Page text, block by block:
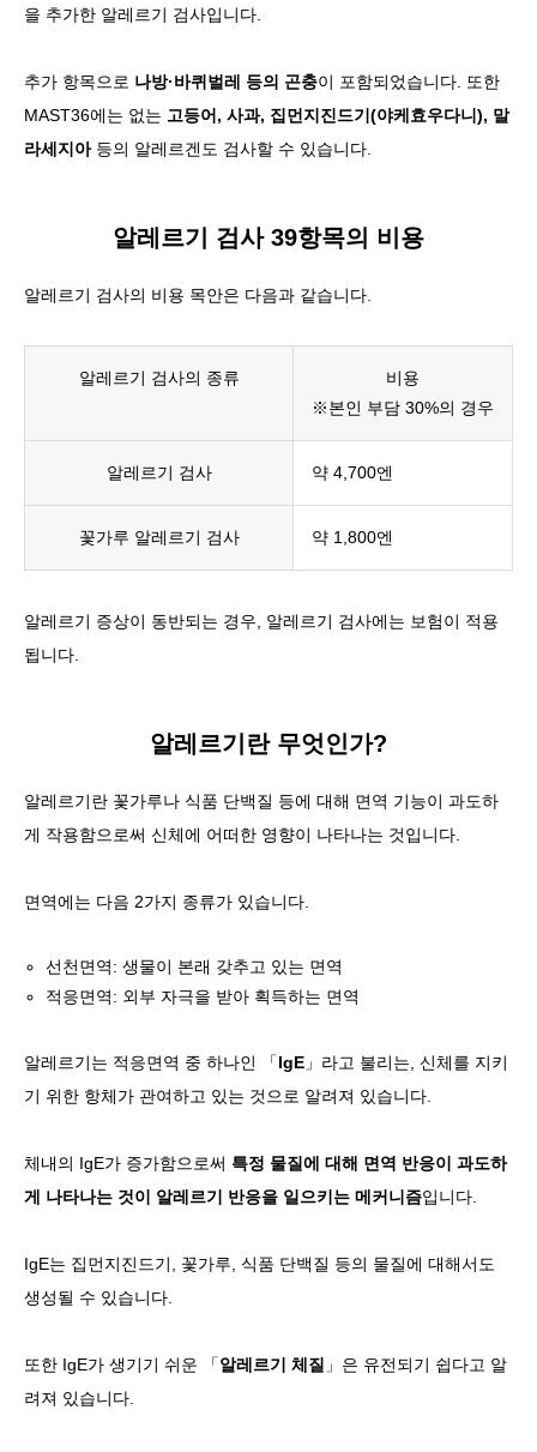
을 추가한 알레르기 검사입니다.
추가 항목으로 나방·바퀴벌레 등의 곤충이 포함되었습니다. 또한
MAST36에는 없는 고등어, 사과, 집먼지진드기(야케효우다니), 말
라세지아등의 알레르겐도 검사할 수 있습니다.
알레르기 검사 39항목의 비용
알레르기 검사의 비용 목안은 다음과 같습니다.
알레르기 검사의 종류
비용
※본인 부담 30%의 경우
알레르기 검사 약 4,700엔
꽃가루 알레르기 검사 약 1,800엔
알레르기 증상이 동반되는 경우, 알레르기 검사에는 보험이 적용
됩니다.
알레르기란 무엇인가?
알레르기란 꽃가루나 식품 단백질 등에 대해 면역 기능이 과도하
게 작용함으로써 신체에 어떠한 영향이 나타나는 것입니다.
면역에는 다음 2가지 종류가 있습니다.
선천면역: 생물이 본래 갖추고 있는 면역
적응면역: 외부 자극을 받아 획득하는 면역
알레르기는 적응면역 중 하나인 「IgE 」라고 불리는, 신체를 지키
기 위한 항체가 관여하고 있는 것으로 알려져 있습니다.
체내의 IgE가 증가함으로써 특정 물질에 대해 면역 반응이 과도하
게 나타나는 것이 알레르기 반응을 일으키는 메커니즘입니다.
IgE는 집먼지진드기, 꽃가루, 식품 단백질 등의 물질에 대해서도
생성될 수 있습니다.
또한 IgE가 생기기 쉬운 「알레르기 체질 」은 유전되기 쉽다고 알
려져 있습니다.